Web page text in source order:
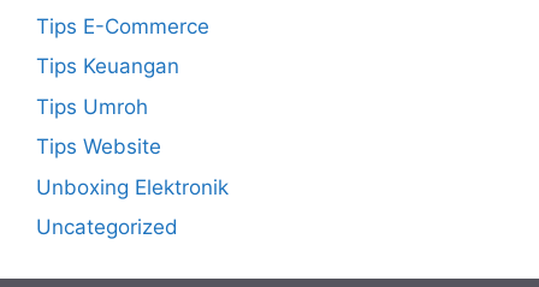
Tips E-Commerce
Tips Keuangan
Tips Umroh
Tips Website
Unboxing Elektronik
Uncategorized